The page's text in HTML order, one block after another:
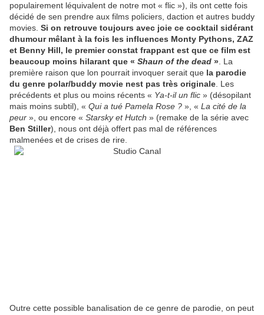
populairement léquivalent de notre mot « flic »), ils ont cette fois
décidé de sen prendre aux films policiers, daction et autres buddy
movies. Si on retrouve toujours avec joie ce cocktail sidérant
dhumour mêlant à la fois les influences Monty Pythons, ZAZ
et Benny Hill, le premier constat frappant est que ce film est
beaucoup moins hilarant que « Shaun of the dead » . La
première raison que lon pourrait invoquer serait que la parodie
du genre polar/buddy movie nest pas très originale . Les
précédents et plus ou moins récents « Ya-t-il un flic » (désopilant
mais moins subtil), « Qui a tué Pamela Rose ? », « La cité de la
peur », ou encore « Starsky et Hutch » (remake de la série avec
Ben Stiller), nous ont déjà offert pas mal de références
malmenées et de crises de rire.
Outre cette possible banalisation de ce genre de parodie, on peut